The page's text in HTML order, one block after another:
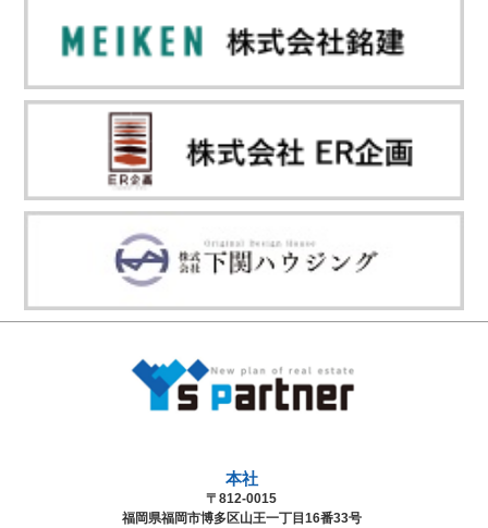
本社
〒812-0015
福岡県福岡市博多区山王一丁目16番33号